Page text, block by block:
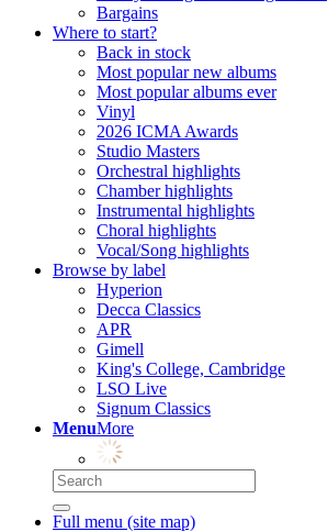
Bargains
Where to start?
Back in stock
Most popular new albums
Most popular albums ever
Vinyl
2026 ICMA Awards
Studio Masters
Orchestral highlights
Chamber highlights
Instrumental highlights
Choral highlights
Vocal/Song highlights
Browse by label
Hyperion
Decca Classics
APR
Gimell
King's College, Cambridge
LSO Live
Signum Classics
MenuMore
Full menu (site map)